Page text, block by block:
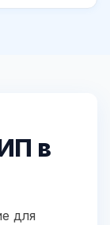
в
для